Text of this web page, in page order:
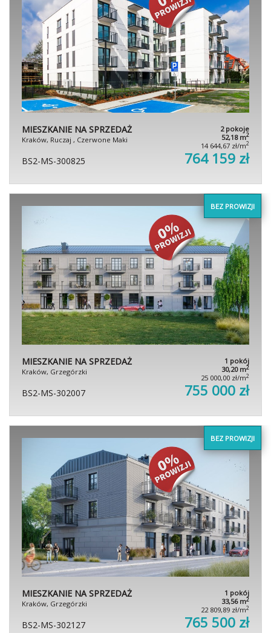
MIESZKANIE NA SPRZEDAŻ
Kraków, Ruczaj , Czerwone Maki
2 pokoje
52,18 m2
14 644,67 zł/m2
BS2-MS-300825 764 159 zł
BEZ PROWIZJI
MIESZKANIE NA SPRZEDAŻ
Kraków, Grzegórzki
1 pokój
30,20 m2
25 000,00 zł/m2
BS2-MS-302007 755 000 zł
BEZ PROWIZJI
MIESZKANIE NA SPRZEDAŻ
Kraków, Grzegórzki
1 pokój
33,56 m2
22 809,89 zł/m2
BS2-MS-302127 765 500 zł